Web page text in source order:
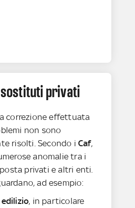
sostituti privati
correzione effettuata
non sono
risolti. Secondo iCaf,
anomalie tra i
privati e altri enti.
ad esempio:
, in particolare